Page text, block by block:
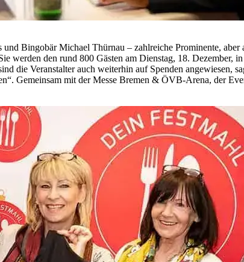
Bingobär Michael Thürnau – zahlreiche Prominente,
werden den rund 800 Gästen am Dienstag, 18. Dezember,
die Veranstalter auch weiterhin auf Spenden
Gemeinsam mit der Messe Bremen & ÖVB-Arena, der